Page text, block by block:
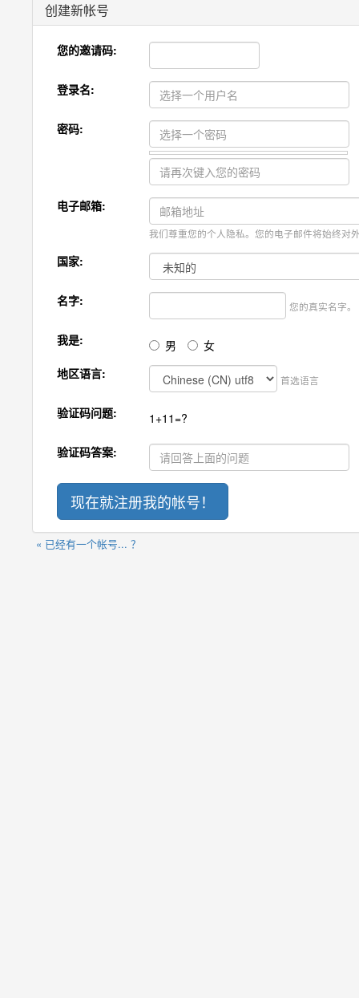
创建新帐号
您的邀请码:
登录名:
密码:
电子邮箱:
我们尊重您的个人隐私。您的电子邮件将始终对
国家:
名字: 您的真实名字。
我是: 男
女
地区语言:
首选语言
验证码问题: 1+11=?
验证码答案:
« 已经有一个帐号... ？